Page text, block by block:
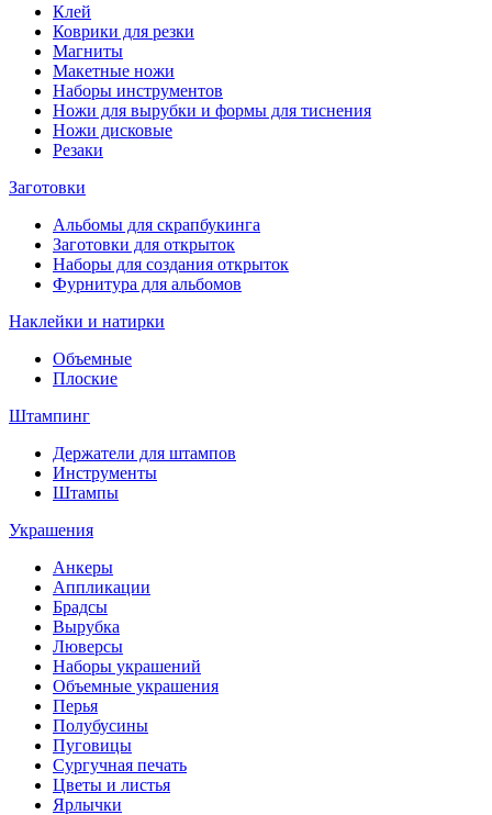
Клей
Коврики для резки
Магниты
Макетные ножи
Наборы инструментов
Ножи для вырубки и формы для тиснения
Ножи дисковые
Резаки
Заготовки
Альбомы для скрапбукинга
Заготовки для открыток
Наборы для создания открыток
Фурнитура для альбомов
Наклейки и натирки
Объемные
Плоские
Штампинг
Держатели для штампов
Инструменты
Штампы
Украшения
Анкеры
Аппликации
Брадсы
Вырубка
Люверсы
Наборы украшений
Объемные украшения
Перья
Полубусины
Пуговицы
Сургучная печать
Цветы и листья
Ярлычки